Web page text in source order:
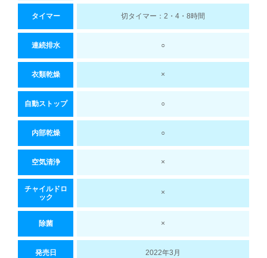
タイマー 切タイマー：2・4・8時間
連続排水 ○
衣類乾燥 ×
自動ストップ ○
内部乾燥 ○
空気清浄 ×
チャイルドロ
ック
×
除菌 ×
発売日 2022年3月